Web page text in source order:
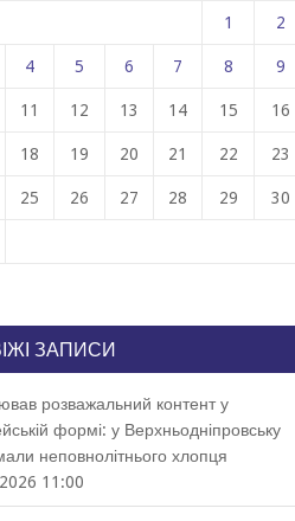
1 2
4 5 6 7 8 9
11 12 13 14 15 16
18 19 20 21 22 23
25 26 27 28 29 30
ЗАПИСИ
розважальний контент у
формі: у Верхньодніпровську
неповнолітнього хлопця
11:00